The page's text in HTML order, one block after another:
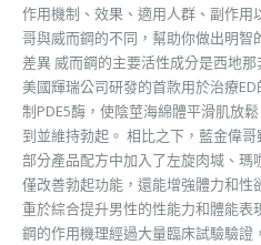
作用機制、效果、適用人群、副作
哥與威而鋼的不同，幫助你做出明
差異 威而鋼的主要活性成分是西地
美國輝瑞公司研發的首款用於治療
制PDE5酶，使陰莖海綿體平滑肌放
到並維持勃起。 相比之下，藍金偉
部分產品配方中加入了左旋肉堿、瑪
僅改善勃起功能，還能增強體力和性
重於綜合提升男性的性能力和體能表
鋼的作用機理經過大量臨床試驗驗證